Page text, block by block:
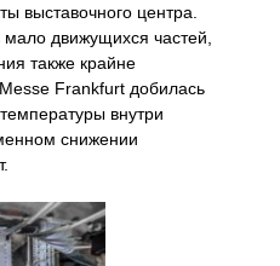
выставочного центра.
движущихся частей,
также крайне
Frankfurt добилась
внутри
снижении